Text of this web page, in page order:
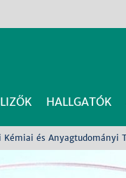
HALLGATÓK
Kémiai és Anyagtudományi